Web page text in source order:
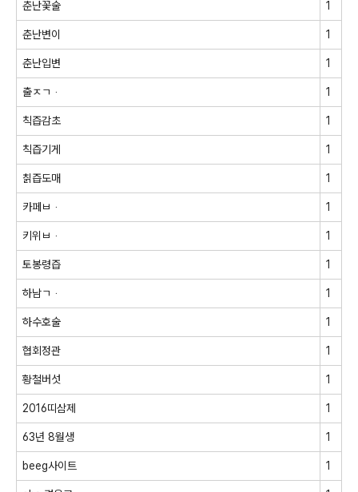
춘난꽃술 1
춘난변이 1
춘난입변 1
출ㅈㄱᆞ 1
칙즙감초 1
칙즙기게 1
칡즙도매 1
카페ㅂᆞ 1
키위ㅂᆞ 1
토봉령즙 1
하남ㄱᆞ 1
하수호술 1
협회정관 1
황철버섯 1
2016띠삼제 1
63년 8월생 1
beeg사이트 1